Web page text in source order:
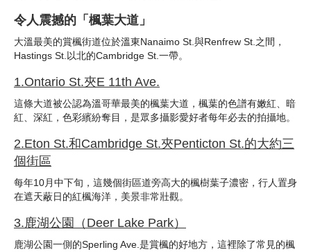
令人震撼的「楓葉大道」
大溫最美的賞楓街道位於溫東Nanaimo St.與Renfrew St.之間，
Hastings St.以北的Cambridge St.一帶。
1.Ontario St.夾E 11th Ave.
這條大道被公認為溫哥華最美的楓葉大道，楓葉的色譜有嫩紅、暗
紅、深紅，色彩繽紛奪目，是眾多攝影愛好者每年必去的拍攝地。
2.Eton St.和Cambridge St.夾Penticton St.的大約三
個街區
每年10月中下旬，這幾個街區道旁高大的楓樹葉子濃密，行人置身
在遮天蔽日的紅楓海洋，美景非常壯觀。
3.鹿湖公園（ Deer Lake Park）
鹿湖公園一側的Sperling Ave.是賞楓的好地方，這裡除了常見的楓